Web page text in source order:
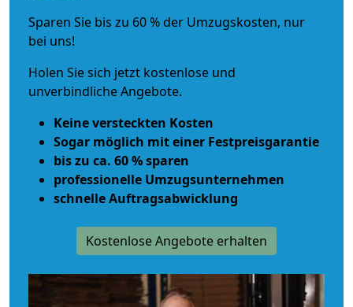
Sparen Sie bis zu 60 % der Umzugskosten, nur
bei uns!
Holen Sie sich jetzt kostenlose und
unverbindliche Angebote.
Keine versteckten Kosten
Sogar möglich mit einer Festpreisgarantie
bis zu ca. 60 % sparen
professionelle Umzugsunternehmen
schnelle Auftragsabwicklung
Kostenlose Angebote erhalten